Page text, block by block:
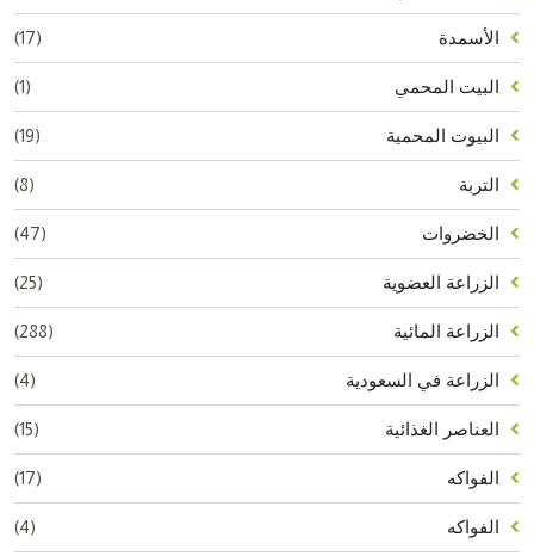
الأسمدة (17)
البيت المحمي (1)
البيوت المحمية (19)
التربة (8)
الخضروات (47)
الزراعة العضوية (25)
الزراعة المائية (288)
الزراعة في السعودية (4)
العناصر الغذائية (15)
الفواكه (17)
الفواكه (4)